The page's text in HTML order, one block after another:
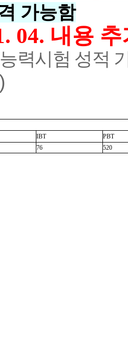
가능함
04. 내용
력시험 성적
IBT
PBT
76 520